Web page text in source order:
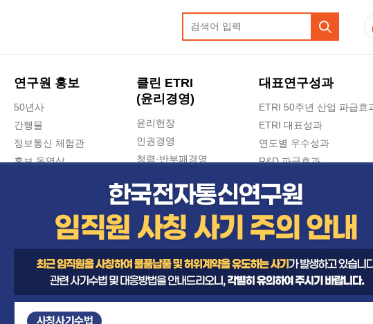
연구원 홍보
50년사
간행물
정보통신 체험관
홍보 동영상
클린 ETRI
(윤리경영)
윤리헌장
인권경영
청렴·반부패경영
청렴포털 신고
수의계약 현황
부패징계 현황
감사결과공개
대표연구성과
ETRI 50주년 산업 파급효
ETRI 대표성과
연도별 우수성과
R&D 파급효과
지식공유플랫폼